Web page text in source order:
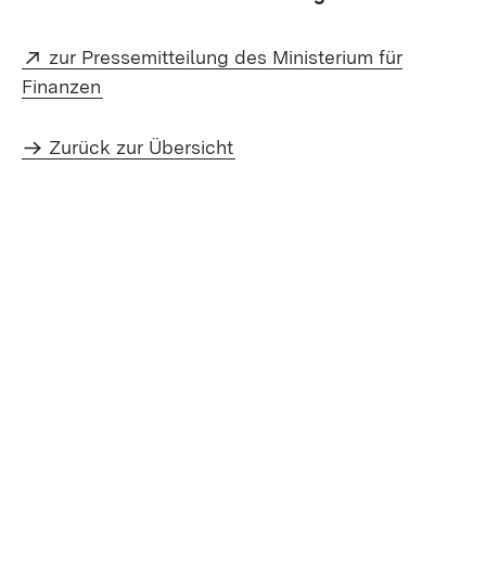
Extern:
zur Pressemitteilung des Ministerium für
Finanzen
Zurück zur Übersicht